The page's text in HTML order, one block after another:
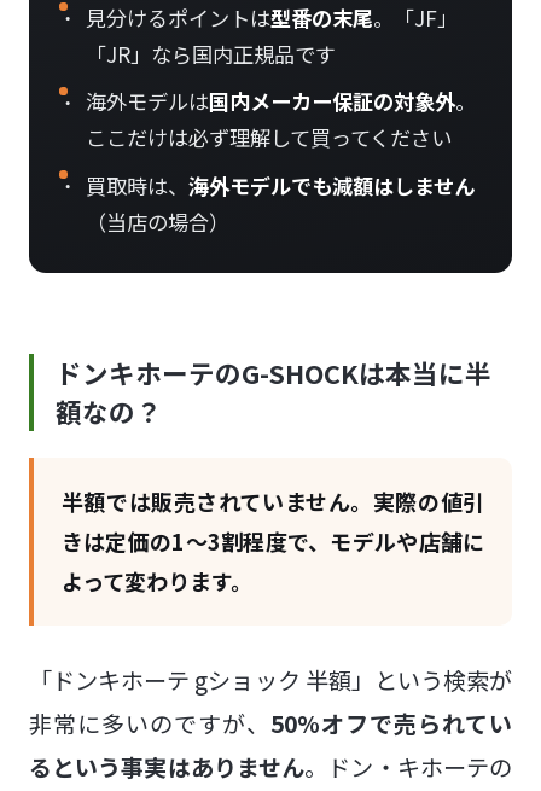
見分けるポイントは型番の末尾。「JF」
「JR」なら国内正規品です
海外モデルは国内メーカー保証の対象外。
ここだけは必ず理解して買ってください
買取時は、海外モデルでも減額はしません
（当店の場合）
ドンキホーテのG-SHOCKは本当に半
額なの？
半額では販売されていません。実際の値引
きは定価の1〜3割程度で、モデルや店舗に
よって変わります。
「ドンキホーテ gショック 半額」という検索が
非常に多いのですが、 50%オフで売られてい
るという事実はありません。ドン・キホーテの